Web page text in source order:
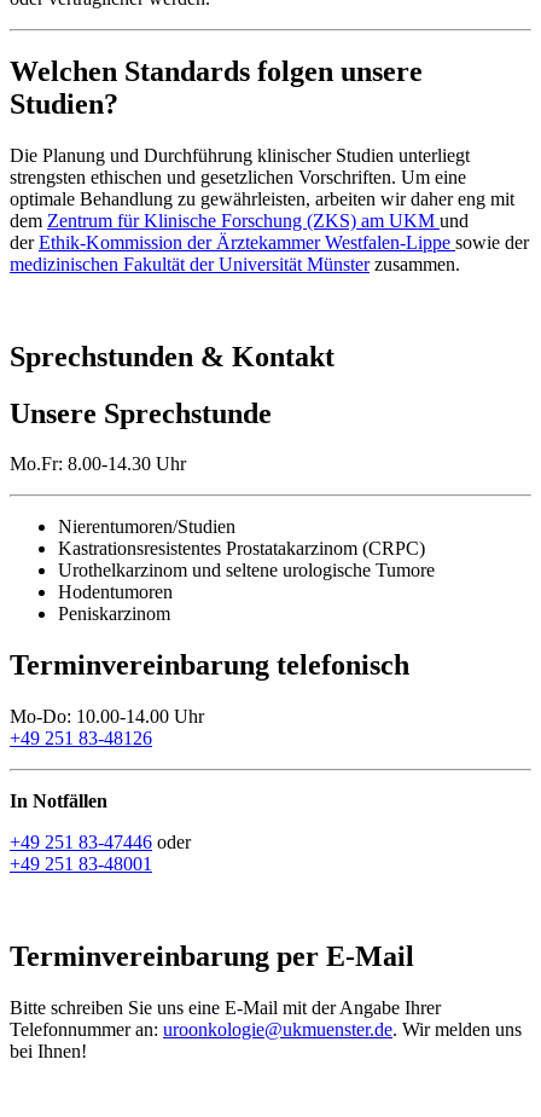
Welchen Standards folgen unsere
Studien?
Die Planung und Durchführung klinischer Studien unterliegt
strengsten ethischen und gesetzlichen Vorschriften. Um eine
optimale Behandlung zu gewährleisten, arbeiten wir daher eng mit
dem Zentrum für Klinische Forschung (ZKS) am UKM und
derEthik-Kommission der Ärztekammer Westfalen-Lippe sowie der
medizinischen Fakultät der Universität Münsterzusammen.
Sprechstunden & Kontakt
Unsere Sprechstunde
Mo.Fr: 8.00-14.30 Uhr
Nierentumoren/Studien
Kastrationsresistentes Prostatakarzinom (CRPC)
Urothelkarzinom und seltene urologische Tumore
Hodentumoren
Peniskarzinom
Terminvereinbarung telefonisch
Mo-Do: 10.00-14.00 Uhr
+49 251 83-48126
In Notfällen
+49 251 83-47446 oder
+49 251 83-48001
Terminvereinbarung per E-Mail
Bitte schreiben Sie uns eine E-Mail mit der Angabe Ihrer
Telefonnummer an: uroonkologie@­ukmuenster.­de. Wir melden uns
bei Ihnen!